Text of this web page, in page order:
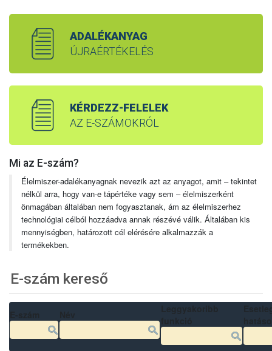
ADALÉKANYAG
ÚJRAÉRTÉKELÉS
KÉRDEZZ-FELELEK
AZ E-SZÁMOKRÓL
Mi az E-szám?
Élelmiszer-adalékanyagnak nevezik azt az anyagot, amit – tekintet
nélkül arra, hogy van-e tápértéke vagy sem – élelmiszerként
önmagában általában nem fogyasztanak, ám az élelmiszerhez
technológiai célból hozzáadva annak részévé válik. Általában kis
mennyiségben, határozott cél elérésére alkalmazzák a
termékekben.
E-szám kereső